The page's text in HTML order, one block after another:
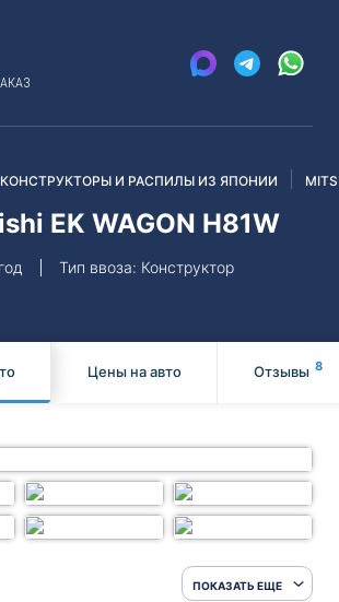
КОНСТРУКТОРЫ И РАСПИЛЫ ИЗ ЯПОНИИ
EK WAGON H81W
Тип ввоза: Конструктор
Цены на авто Отзывы 8
ПОКАЗАТЬ ЕЩЕ